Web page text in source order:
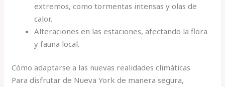
extremos, como tormentas intensas y olas de
calor.
Alteraciones en las estaciones, afectando la flora
y fauna local.
Cómo adaptarse a las nuevas realidades climáticas
Para disfrutar de Nueva York de manera segura,